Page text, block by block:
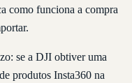
como funciona a compra
se a DJI obtiver uma
produtos Insta360 na